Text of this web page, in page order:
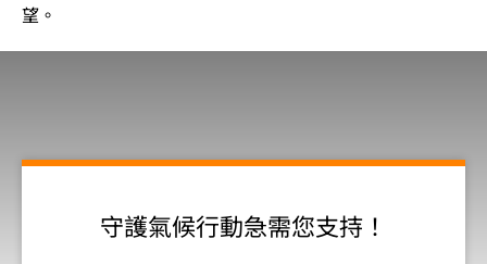
望。
守護氣候行動急需您支持！